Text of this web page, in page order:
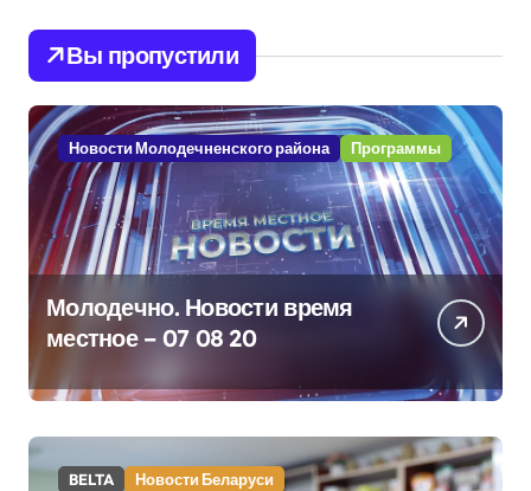
Вы пропустили
Новости Молодечненского района Программы
Молодечно. Новости время
местное – 07 08 20
BELTA Новости Беларуси